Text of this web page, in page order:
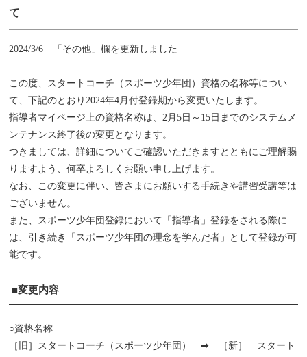
て
2024/3/6 「その他」欄を更新しました
この度、スタートコーチ（スポーツ少年団）資格の名称等につい
て、下記のとおり2024年4月付登録期から変更いたします。
指導者マイページ上の資格名称は、2月5日～15日までのシステムメ
ンテナンス終了後の変更となります。
つきましては、詳細についてご確認いただきますとともにご理解賜
りますよう、何卒よろしくお願い申し上げます。
なお、この変更に伴い、皆さまにお願いする手続きや講習受講等は
ございません。
また、スポーツ少年団登録において「指導者」登録をされる際に
は、引き続き「スポーツ少年団の理念を学んだ者」として登録が可
能です。
■変更内容
○資格名称
［旧］スタートコーチ（スポーツ少年団） ➡ ［新］ スタート